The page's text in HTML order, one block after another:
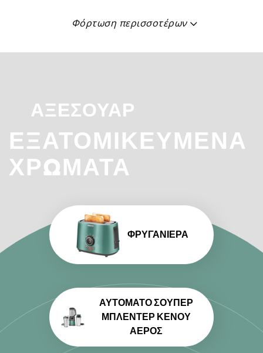
Φόρτωση περισσοτέρων
ΑΞΕΣΟΥΆΡ
ΕΞΑΤΟΜΙΚΕΥΜΈΝΑ
ΧΡΏΜΑΤΑ
ΦΡΥΓΑΝΙΈΡΑ
ΑΥΤΌΜΑΤΟ ΣΟΎΠΕΡ
ΜΠΛΈΝΤΕΡ ΚΕΝΟΎ
ΑΈΡΟΣ